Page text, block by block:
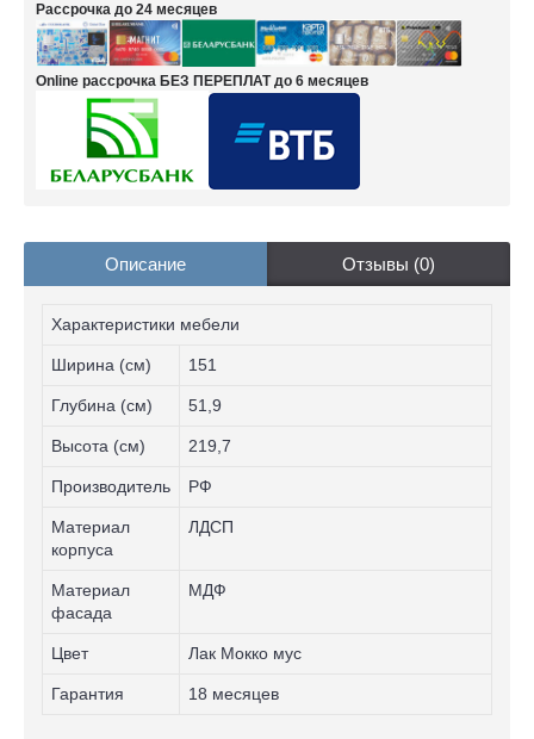
Рассрочка до 24 месяцев
Online рассрочка БЕЗ ПЕРЕПЛАТ до 6 месяцев
Описание Отзывы (0)
Характеристики мебели
Ширина (см) 151
Глубина (см) 51,9
Высота (см) 219,7
Производитель РФ
Материал
корпуса
ЛДСП
Материал
фасада
МДФ
Цвет Лак Мокко мус
Гарантия 18 месяцев